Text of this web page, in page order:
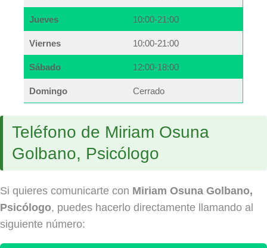
Jueves 10:00-21:00
Viernes 10:00-21:00
Sábado 12:00-18:00
Domingo Cerrado
Teléfono de Miriam Osuna
Golbano, Psicólogo
Si quieres comunicarte con Miriam Osuna Golbano,
Psicólogo, puedes hacerlo directamente llamando al
siguiente número: